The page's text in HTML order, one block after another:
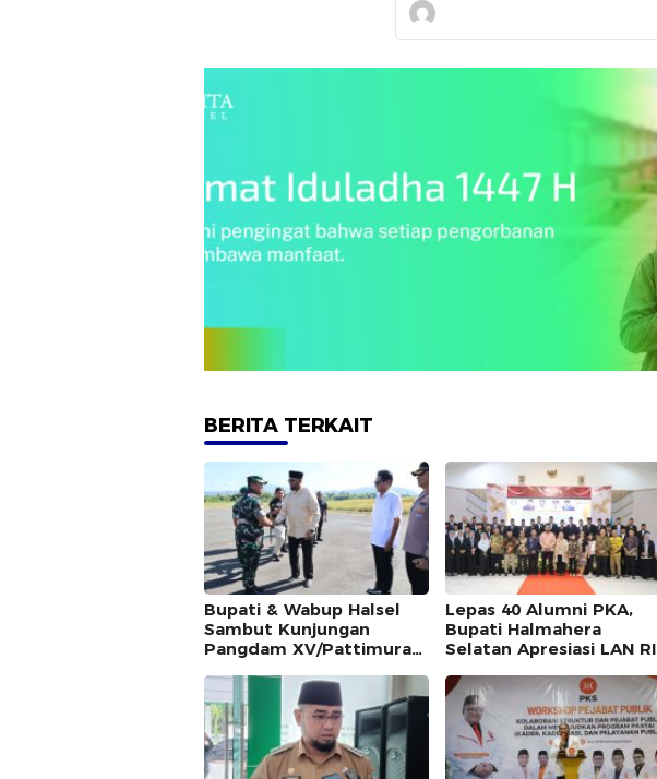
BERITA TERKAIT
Bupati & Wabup Halsel
Sambut Kunjungan
Pangdam XV/Pattimura
Lepas 40 Alumni PKA,
Bupati Halmahera
Selatan Apresiasi LAN RI